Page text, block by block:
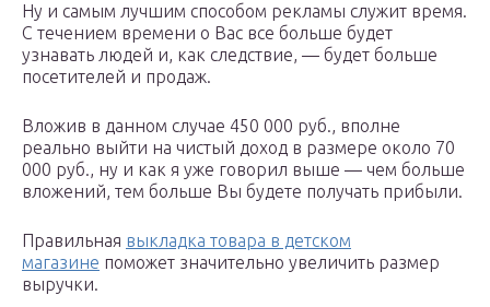
Ну и самым лучшим способом рекламы служит время.
С течением времени о Вас все больше будет
узнавать людей и, как следствие, — будет больше
посетителей и продаж.
Вложив в данном случае 450 000 руб., вполне
реально выйти на чистый доход в размере около 70
000 руб., ну и как я уже говорил выше — чем больше
вложений, тем больше Вы будете получать прибыли.
Правильная выкладка товара в детском
магазине поможет значительно увеличить размер
выручки.